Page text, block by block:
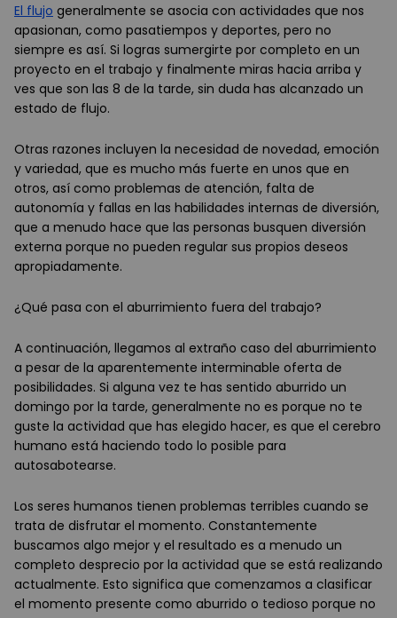
El flujo generalmente se asocia con actividades que nos
apasionan, como pasatiempos y deportes, pero no
siempre es así. Si logras sumergirte por completo en un
proyecto en el trabajo y finalmente miras hacia arriba y
ves que son las 8 de la tarde, sin duda has alcanzado un
estado de flujo.
Otras razones incluyen la necesidad de novedad, emoción
y variedad, que es mucho más fuerte en unos que en
otros, así como problemas de atención, falta de
autonomía y fallas en las habilidades internas de diversión,
que a menudo hace que las personas busquen diversión
externa porque no pueden regular sus propios deseos
apropiadamente.
¿Qué pasa con el aburrimiento fuera del trabajo?
A continuación, llegamos al extraño caso del aburrimiento
a pesar de la aparentemente interminable oferta de
posibilidades. Si alguna vez te has sentido aburrido un
domingo por la tarde, generalmente no es porque no te
guste la actividad que has elegido hacer, es que el cerebro
humano está haciendo todo lo posible para
autosabotearse.
Los seres humanos tienen problemas terribles cuando se
trata de disfrutar el momento. Constantemente
buscamos algo mejor y el resultado es a menudo un
completo desprecio por la actividad que se está realizando
actualmente. Esto significa que comenzamos a clasificar
el momento presente como aburrido o tedioso porque no